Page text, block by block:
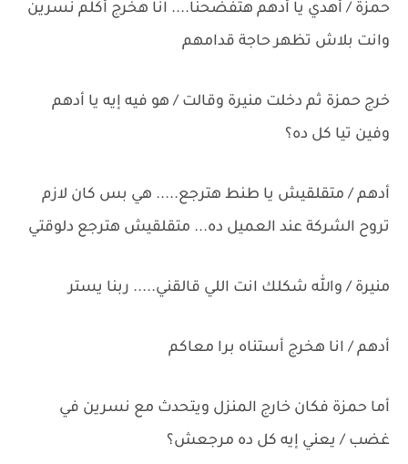
حمزة / أهدي يا أدهم هتفضحنا.... انا هخرج أكلم نسرين
وانت بلاش تظهر حاجة قدامهم
خرج حمزة ثم دخلت منيرة وقالت / هو فيه إيه يا أدهم
وفين تيا كل ده؟
أدهم / متقلقيش يا طنط هترجع..... هي بس كان لازم
تروح الشركة عند العميل ده... متقلقيش هترجع دلوقتي
منيرة / والله شكلك انت اللي قالقني..... ربنا يستر
أدهم / انا هخرج أستناه برا معاكم
أما حمزة فكان خارج المنزل ويتحدث مع نسرين في
غضب / يعني إيه كل ده مرجعش؟